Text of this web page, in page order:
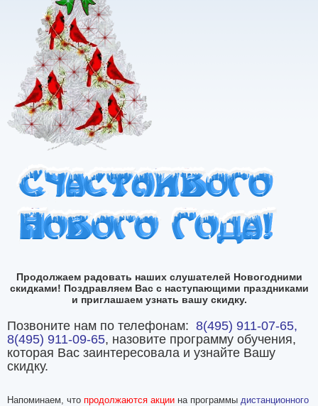
Продолжаем радовать наших слушателей Новогодними
скидками! Поздравляем Вас с наступающими праздниками
и приглашаем узнать вашу скидку.
Позвоните нам по телефонам: 8(495) 911-07-65,
8(495) 911-09-65, назовите программу обучения,
которая Вас заинтересовала и узнайте Вашу
скидку.
Напоминаем, что продолжаются акции на программы дистанционного